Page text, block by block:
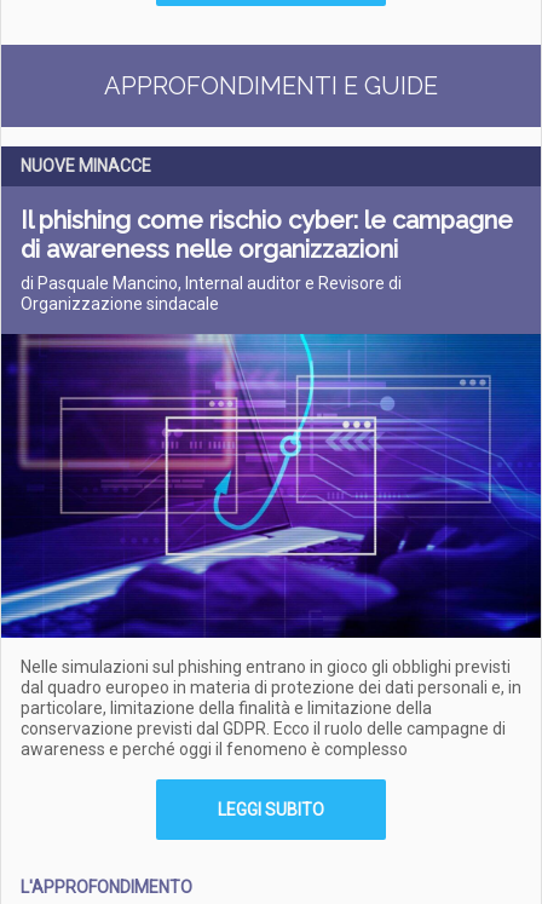
APPROFONDIMENTI E GUIDE
NUOVE MINACCE
Il phishing come rischio cyber: le campagne
di awareness nelle organizzazioni
di Pasquale Mancino, Internal auditor e Revisore di
Organizzazione sindacale
Nelle simulazioni sul phishing entrano in gioco gli obblighi previsti
dal quadro europeo in materia di protezione dei dati personali e, in
particolare, limitazione della finalità e limitazione della
conservazione previsti dal GDPR. Ecco il ruolo delle campagne di
awareness e perché oggi il fenomeno è complesso
LEGGI SUBITO
L'APPROFONDIMENTO